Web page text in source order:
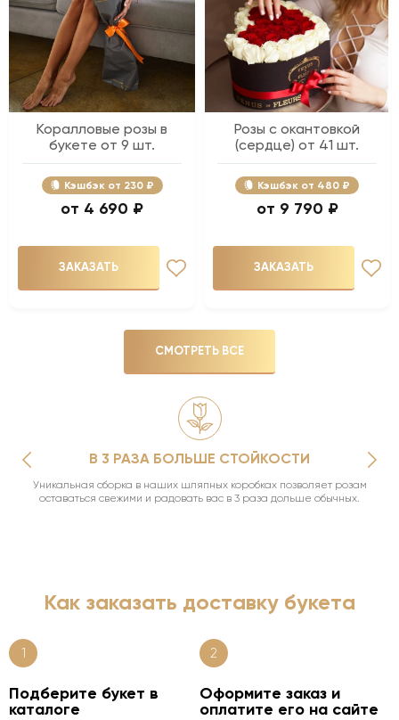
Коралловые розы в
букете от 9 шт.
Кэшбэк 230 ₽
4 690 ₽
ЗАКАЗАТЬ
Розы с окантовкой
(сердце) от 41 шт.
Кэшбэк 480 ₽
9 790 ₽
ЗАКАЗАТЬ
СМОТРЕТЬ ВСЕ
В 3 РАЗА БОЛЬШЕ СТОЙКОСТИ
Уникальная сборка в наших шляпных коробках позволяет розам
оставаться свежими и радовать вас в 3 раза дольше обычных.
Как заказать доставку букета
1
Подберите букет в
каталоге
2
Оформите заказ и
оплатите его на сайте